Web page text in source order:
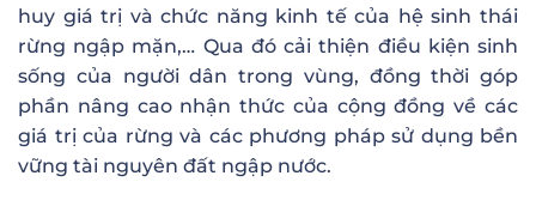
huy giá trị và chức năng kinh tế của hệ sinh thái
rừng ngập mặn,… Qua đó cải thiện điều kiện sinh
sống của người dân trong vùng, đồng thời góp
phần nâng cao nhận thức của cộng đồng về các
giá trị của rừng và các phương pháp sử dụng bền
vững tài nguyên đất ngập nước.